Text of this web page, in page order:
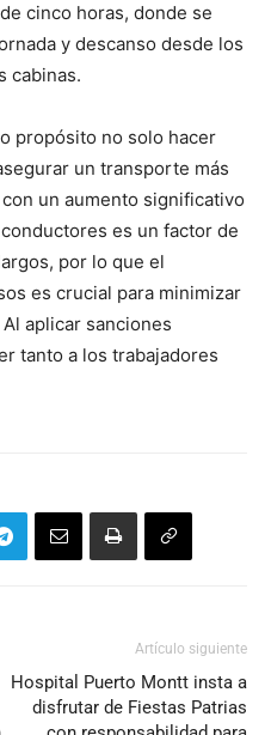
cinco horas, donde se
y descanso desde los
cabinas.
propósito no solo hacer
un transporte más
un aumento significativo
es un factor de
por lo que el
es crucial para minimizar
aplicar sanciones
tanto a los trabajadores
Artículo siguiente
Hospital Puerto Montt insta a
disfrutar de Fiestas Patrias